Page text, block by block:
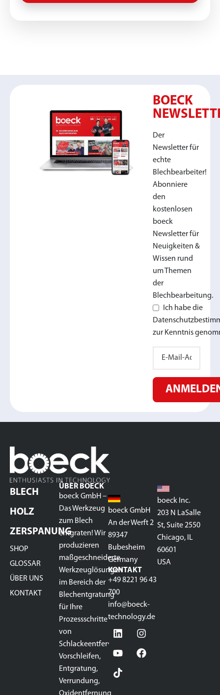
BOECK
Der
Newsletter für
echte
Blechbearbeiter!
Abonniere
den
kostenlosen
boeck
Newsletter für
Neuigkeiten &
Wissen rund
um Themen
der
Blechbearbeitung.
Ich habe die
zur Kenntnis
BLECH
HOLZ
ZERSPANUNG
SHOP
GLOSSAR
ÜBER UNS
KONTAKT
ÜBER BOECK
boeck GmbH –
Das Werkzeug
zum Blech
entgraten! Wir
produzieren
maßgeschneiderte
Werkzeuglösungen
im Bereich der
Blechentgratung
für Ihre
Prozessschritte
von
Schlackeentfernung,
Vorschleifen,
Entgratung,
Verrundung,
boeck GmbH
An der Werft 2
89347
Bubesheim
Germany
KONTAKT
+49 8221 96 43
700
info@boeck-
technology.de
boeck Inc.
203 N LaSalle
St, Suite 2550
Chicago, IL
60601
USA